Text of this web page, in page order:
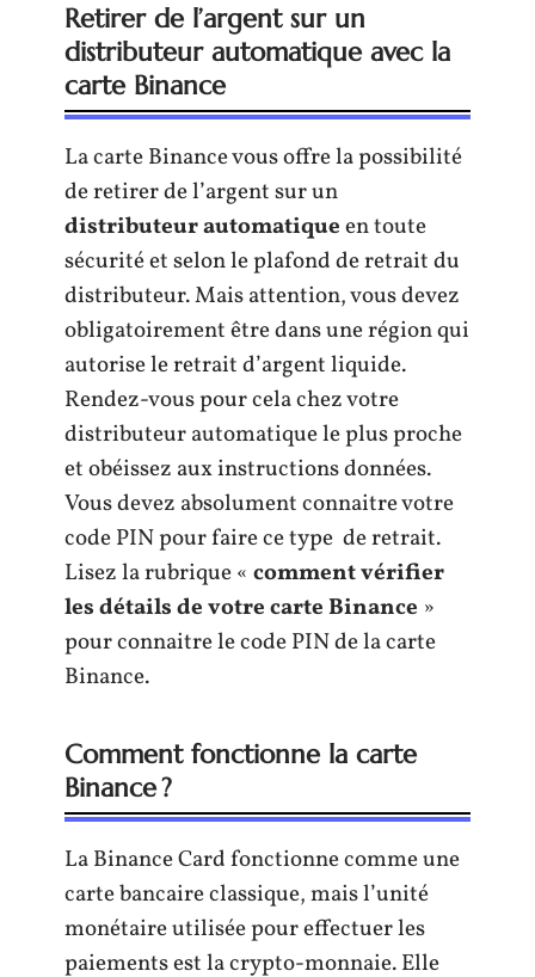
Retirer de l’argent sur un
distributeur automatique avec la
carte Binance
La carte Binance vous offre la possibilité
de retirer de l’argent sur un
distributeur automatiqueen toute
sécurité et selon le plafond de retrait du
distributeur. Mais attention, vous devez
obligatoirement être dans une région qui
autorise le retrait d’argent liquide.
Rendez-vous pour cela chez votre
distributeur automatique le plus proche
et obéissez aux instructions données.
Vous devez absolument connaitre votre
code PIN pour faire ce type de retrait.
Lisez la rubrique « comment vérifier
les détails de votre carte Binance »
pour connaitre le code PIN de la carte
Binance.
Comment fonctionne la carte
Binance ?
La Binance Card fonctionne comme une
carte bancaire classique, mais l’unité
monétaire utilisée pour effectuer les
paiements est la crypto-monnaie. Elle